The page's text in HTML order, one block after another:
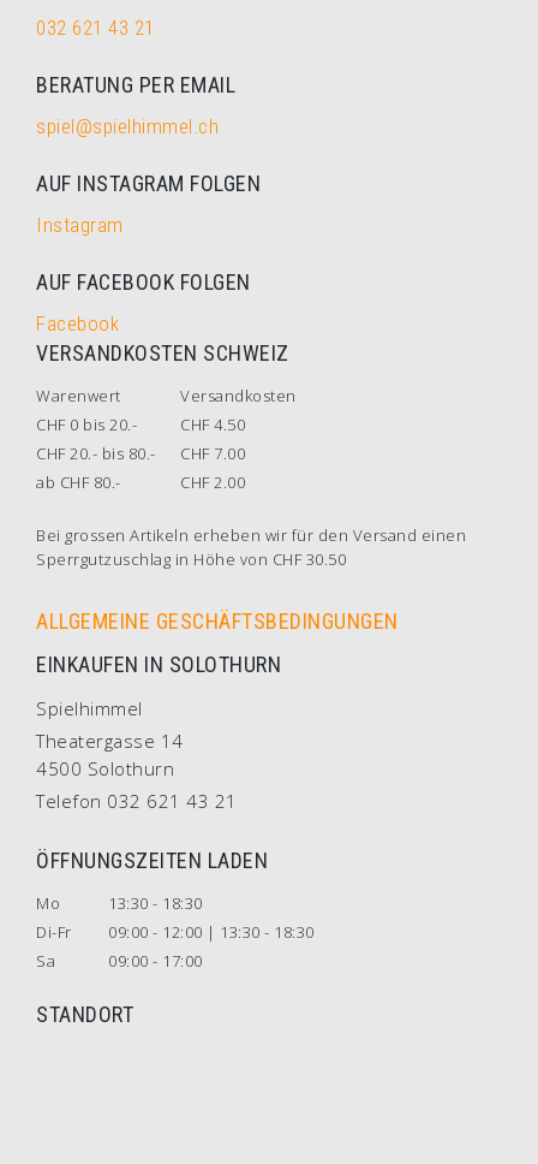
032 621 43 21
BERATUNG PER EMAIL
spiel@spielhimmel.ch
AUF INSTAGRAM FOLGEN
Instagram
AUF FACEBOOK FOLGEN
Facebook
VERSANDKOSTEN SCHWEIZ
Warenwert
Versandkosten
CHF 0 bis 20.-
CHF 4.50
CHF 20.- bis 80.-
CHF 7.00
ab CHF 80.-
CHF 2.00
Bei grossen Artikeln erheben wir für den Versand einen
Sperrgutzuschlag in Höhe von CHF 30.50
ALLGEMEINE GESCHÄFTSBEDINGUNGEN
EINKAUFEN IN SOLOTHURN
Spielhimmel
Theatergasse 14
4500 Solothurn
Telefon 032 621 43 21
ÖFFNUNGSZEITEN LADEN
Mo
13:30 - 18:30
Di-Fr
09:00 - 12:00 | 13:30 - 18:30
Sa
09:00 - 17:00
STANDORT